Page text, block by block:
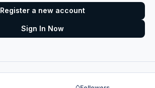
Register a new account
Sign In Now